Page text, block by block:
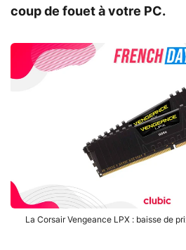
coup de fouet à votre PC.
La Corsair Vengeance LPX : baisse de